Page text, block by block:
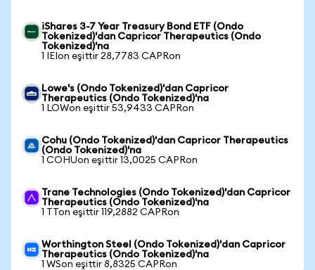
iShares 3-7 Year Treasury Bond ETF (Ondo
Tokenized)'dan Capricor Therapeutics (Ondo
Tokenized)'na
1 IEIon eşittir 28,7783 CAPRon
Lowe's (Ondo Tokenized)'dan Capricor
Therapeutics (Ondo Tokenized)'na
1 LOWon eşittir 53,9433 CAPRon
Cohu (Ondo Tokenized)'dan Capricor Therapeutics
(Ondo Tokenized)'na
1 COHUon eşittir 13,0025 CAPRon
Trane Technologies (Ondo Tokenized)'dan Capricor
Therapeutics (Ondo Tokenized)'na
1 TTon eşittir 119,2882 CAPRon
Worthington Steel (Ondo Tokenized)'dan Capricor
Therapeutics (Ondo Tokenized)'na
1 WSon eşittir 8,8325 CAPRon